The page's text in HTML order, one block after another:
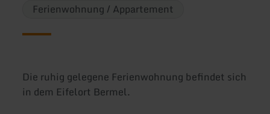
Ferienwohnung / Appartement
Die ruhig gelegene Ferienwohnung befindet sich
in dem Eifelort Bermel.